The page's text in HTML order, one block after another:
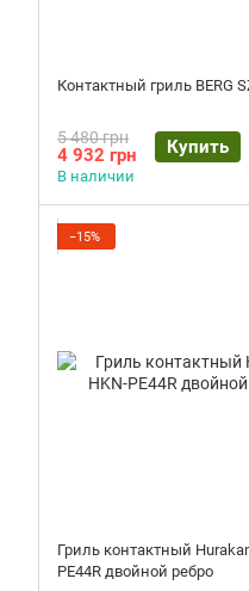
Контактный гриль BERG
5 480 грн
4 932 грн Купить
В наличии
−15%
Гриль контактный
PE44R двойной ребро